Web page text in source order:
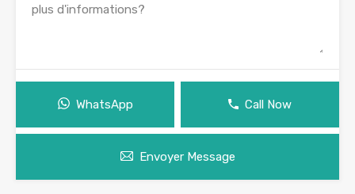
WhatsApp Call Now
Envoyer Message